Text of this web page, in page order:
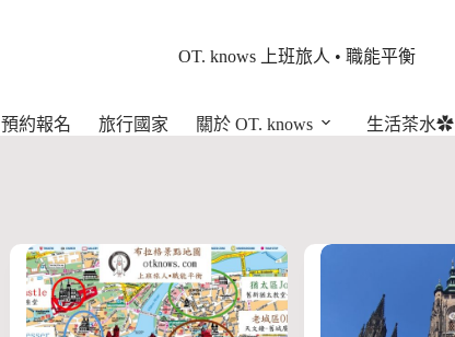
OT. knows 上班旅人 • 職能平衡
預約報名 旅行國家 關於 OT. knows 生活茶水✿